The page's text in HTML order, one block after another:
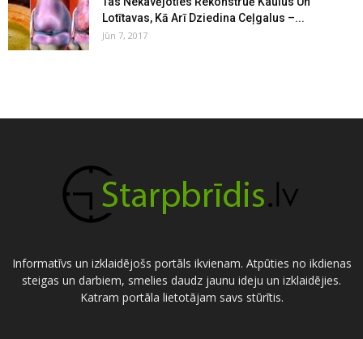
Lotītavas, Kā Arī Dziedina Ceļgalus –...
Jūn 7, 2017
Informatīvs un izklaidējošs portāls ikvienam. Atpūties no ikdienas
steigas un darbiem, smelies daudz jaunu ideju un izklaidējies.
Katram portāla lietotājam savs stūrītis.